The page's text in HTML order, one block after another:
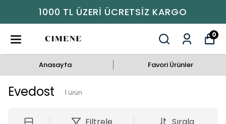
1000 TL ÜZERI ÜCRETSIZ KARGO
0
Anasayfa Favori Ürünler
Evedost 1 ürün